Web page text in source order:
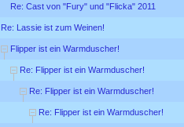
Re: Cast von "Fury" und "Flicka" 2011
Re: Lassie ist zum Weinen!
Flipper ist ein Warmduscher!
Re: Flipper ist ein Warmduscher!
Re: Flipper ist ein Warmduscher!
Re: Flipper ist ein Warmduscher!